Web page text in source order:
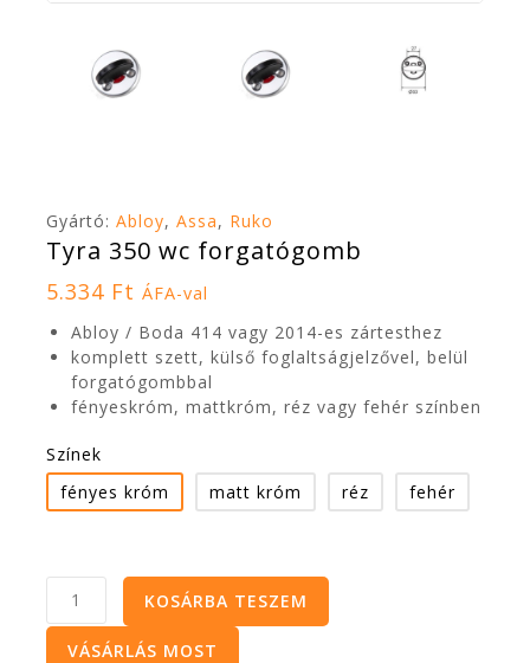
Gyártó: Abloy, Assa, Ruko
Tyra 350 wc forgatógomb
5.334 Ft ÁFA-val
Abloy / Boda 414 vagy 2014-es zártesthez
komplett szett, külső foglaltságjelzővel, belül
forgatógombbal
fényeskróm, mattkróm, réz vagy fehér színben
Színek
fényes króm
matt króm réz fehér
KOSÁRBA TESZEM
VÁSÁRLÁS MOST